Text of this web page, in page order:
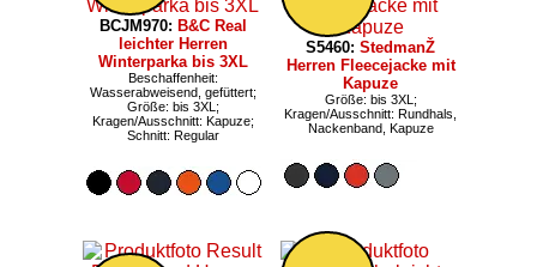
BCJM970: B&C Real
leichter Herren
Winterparka bis 3XL
Beschaffenheit:
Wasserabweisend, gefüttert;
Größe: bis 3XL;
Kragen/Ausschnitt: Kapuze;
Schnitt: Regular
S5460: StedmanŽ
Herren Fleecejacke mit
Kapuze
Größe: bis 3XL;
Kragen/Ausschnitt: Rundhals,
Nackenband, Kapuze